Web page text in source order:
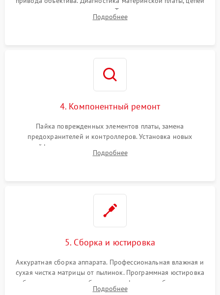
питания и картоприемника. Тестирование механизма
затвора и блока внутрикамерной стабилизации.
Подробнее
4. Компонентный ремонт
Пайка поврежденных элементов платы, замена
предохранителей и контроллеров. Установка новых
шлейфов, дисплея, механизма затвора или двигателя
автофокуса. Восстановление геометрии тубуса объектива
Подробнее
5. Сборка и юстировка
Аккуратная сборка аппарата. Профессиональная влажная и
сухая чистка матрицы от пылинок. Программная юстировка
рабочего отрезка, калибровка автофокуса, стабилизатора и
экспозамера с помощью сервисного ПО.
Подробнее